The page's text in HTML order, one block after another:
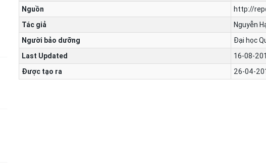
Nguồn
http://
Tác giả
Nguyễn
Người bảo dưỡng
Đại học
Last Updated
16-08-
Được tạo ra
26-04-